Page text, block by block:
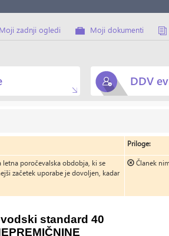
Moji zadnji ogledi Moji dokumenti
DDV
Priloge:
letna poročevalska obdobja, ki se
začetek uporabe je dovoljen, kadar
Članek